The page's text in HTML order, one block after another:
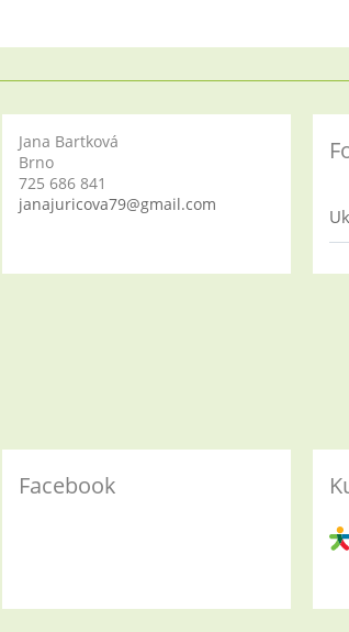
Jana Bartková
Brno
725 686 841
janajuricova79@gmail.com
Facebook